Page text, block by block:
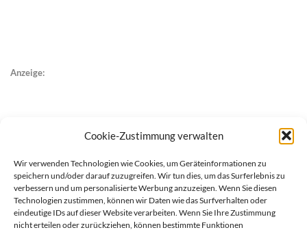
Cookie-Zustimmung verwalten
Wir verwenden Technologien wie Cookies, um Geräteinformationen zu
speichern und/oder darauf zuzugreifen. Wir tun dies, um das Surferlebnis zu
verbessern und um personalisierte Werbung anzuzeigen. Wenn Sie diesen
Technologien zustimmen, können wir Daten wie das Surfverhalten oder
eindeutige IDs auf dieser Website verarbeiten. Wenn Sie Ihre Zustimmung
nicht erteilen oder zurückziehen, können bestimmte Funktionen
Anzeige: